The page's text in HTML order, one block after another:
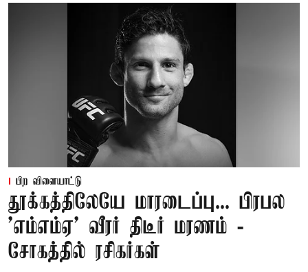
பிற விளையாட்டு
தூக்கத்திலேயே மாரடைப்பு... பிரபல
’எம்எம்ஏ’ வீரர் திடீர் மரணம் -
சோகத்தில் ரசிகர்கள்